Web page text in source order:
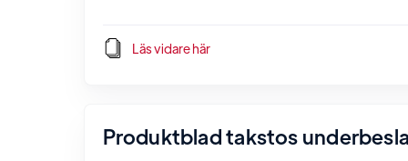
Läs vidare här
Produktblad takstos